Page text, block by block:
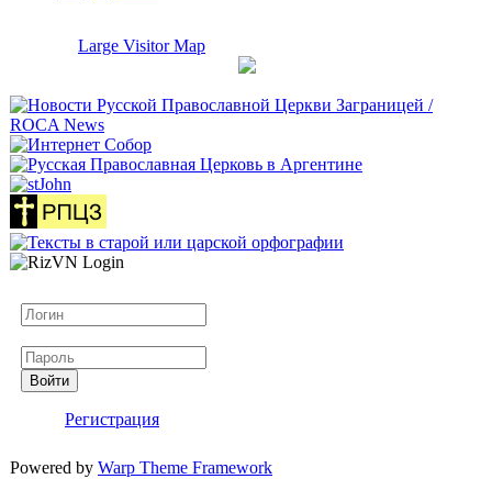
Large Visitor Map
Войти
Регистрация
Powered by Warp Theme Framework